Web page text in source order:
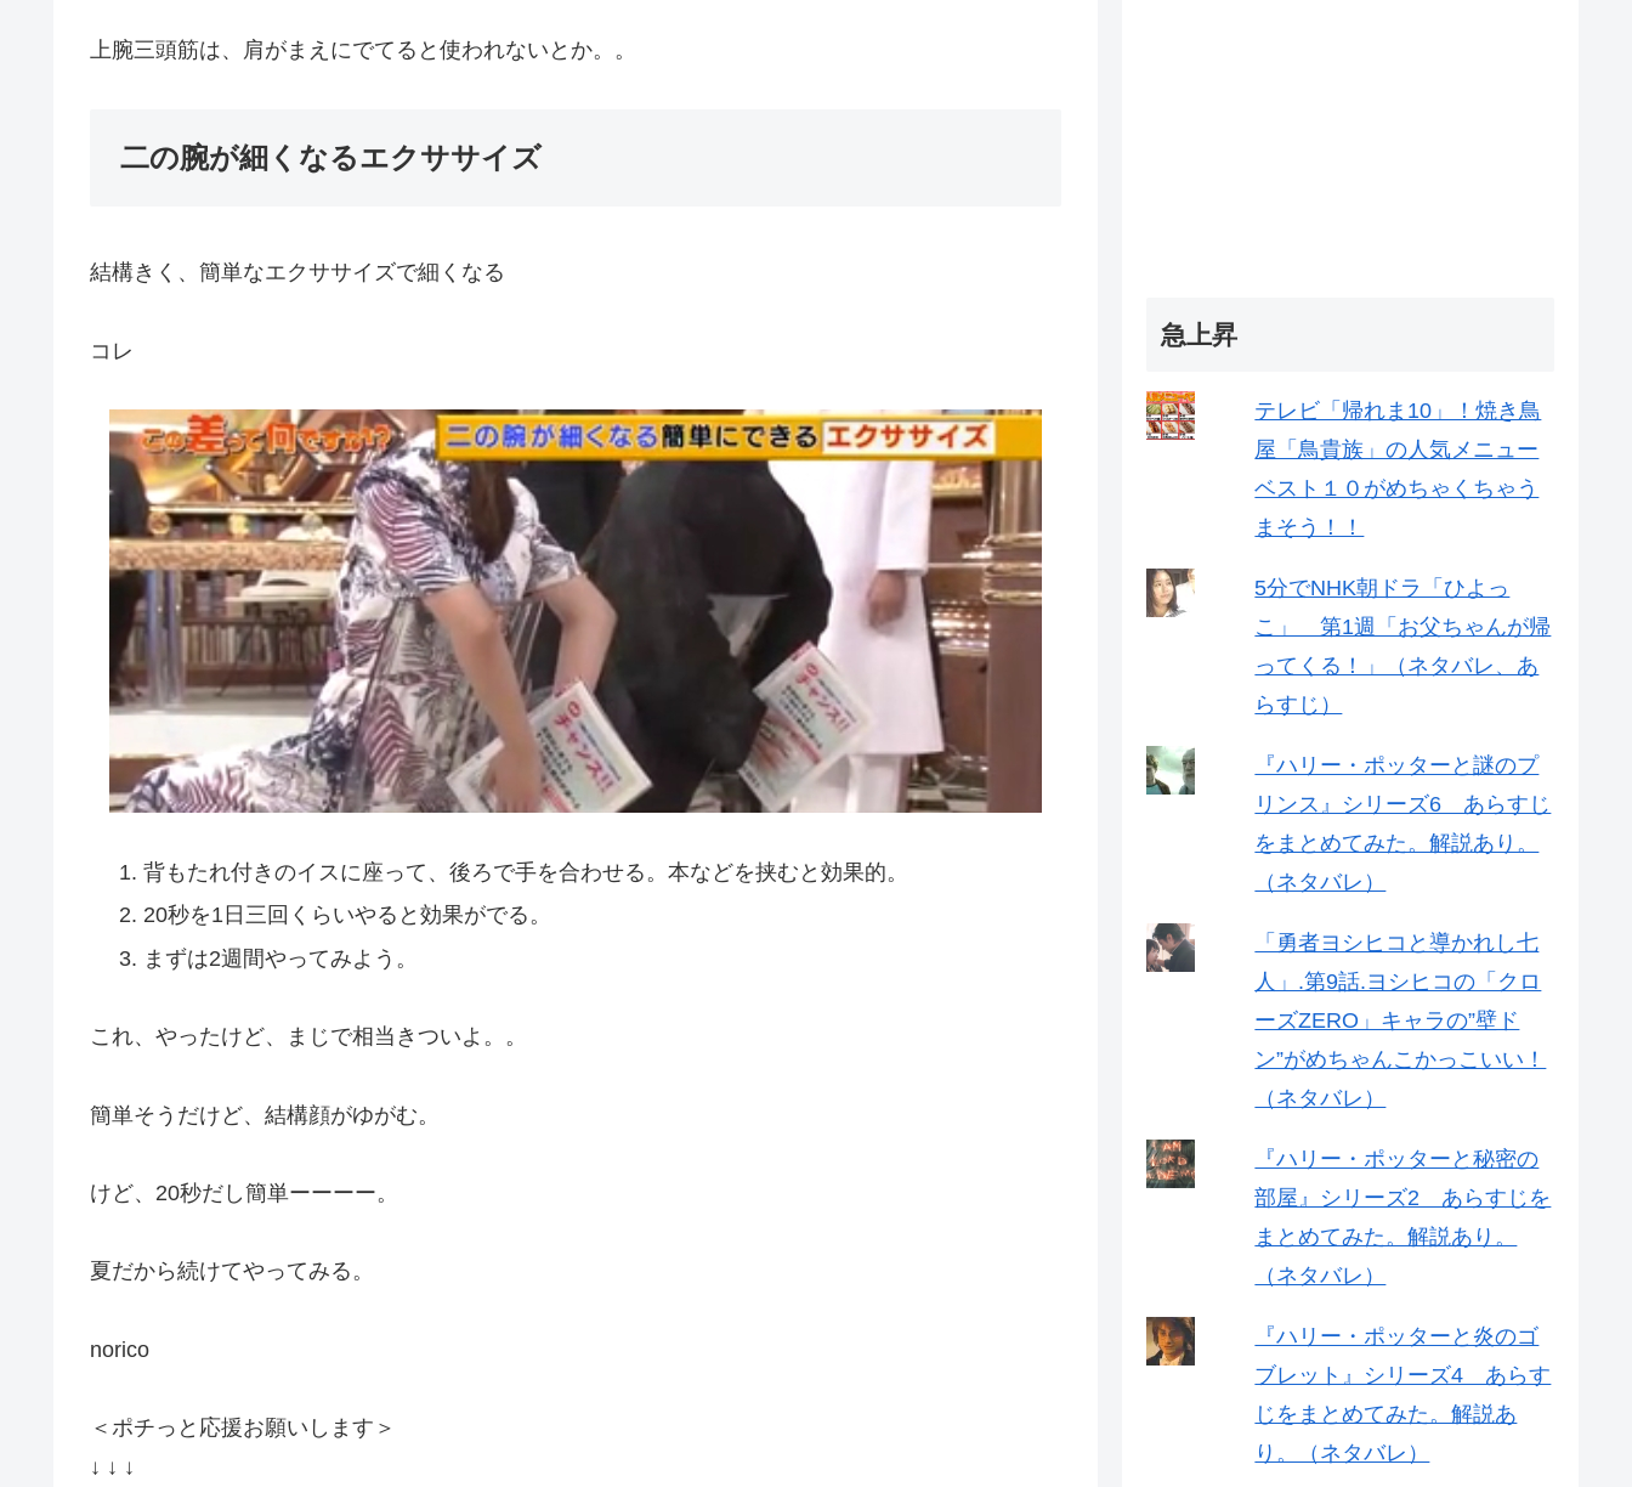
上腕三頭筋は、肩がまえにでてると使われないとか。。
二の腕が細くなるエクササイズ
結構きく、簡単なエクササイズで細くなる
コレ
背もたれ付きのイスに座って、後ろで手を合わせる。本などを挟むと効果的。
20秒を1日三回くらいやると効果がでる。
まずは2週間やってみよう。
これ、やったけど、まじで相当きついよ。。
簡単そうだけど、結構顔がゆがむ。
けど、20秒だし簡単ーーーー。
夏だから続けてやってみる。
norico
＜ポチっと応援お願いします＞
↓ ↓ ↓
急上昇
テレビ「帰れま10」！焼き鳥
屋「鳥貴族」の人気メニュー
ベスト１０がめちゃくちゃう
まそう！！
5分でNHK朝ドラ「ひよっ
こ」 第1週「お父ちゃんが帰
ってくる！」（ネタバレ、あ
らすじ）
『ハリー・ポッターと謎のプ
リンス』シリーズ6 あらすじ
をまとめてみた。解説あり。
（ネタバレ）
「勇者ヨシヒコと導かれし七
人」.第9話.ヨシヒコの「クロ
ーズZERO」キャラの”壁ド
ン”がめちゃんこかっこいい！
（ネタバレ）
『ハリー・ポッターと秘密の
部屋』シリーズ2 あらすじを
まとめてみた。解説あり。
（ネタバレ）
『ハリー・ポッターと炎のゴ
ブレット』シリーズ4 あらす
じをまとめてみた。解説あ
り。（ネタバレ）